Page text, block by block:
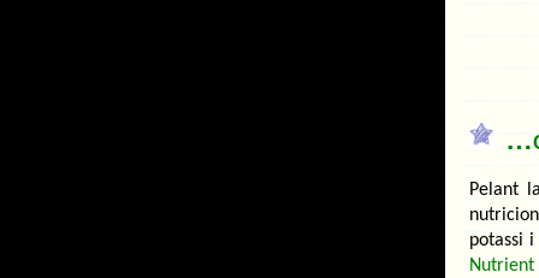
Pelant
potassi
Nutrient